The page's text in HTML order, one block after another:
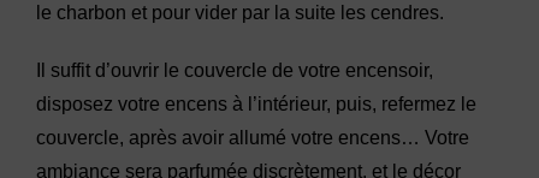
le charbon et pour vider par la suite les cendres.
Il suffit d’ouvrir le couvercle de votre encensoir,
disposez votre encens à l’intérieur, puis, refermez le
couvercle, après avoir allumé votre encens… Votre
ambiance sera parfumée discrètement, et le décor